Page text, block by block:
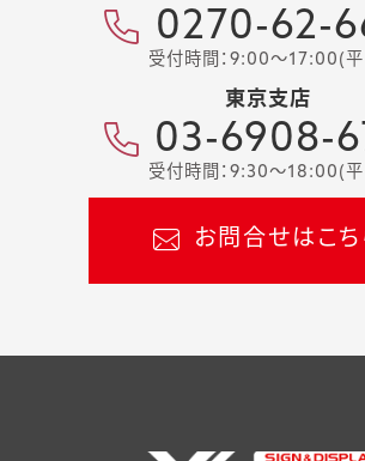
0270-62-
受付時間：9:00～17:00(
東京支店
03-6908-
受付時間：9:30～18:00(
お問合せはこち